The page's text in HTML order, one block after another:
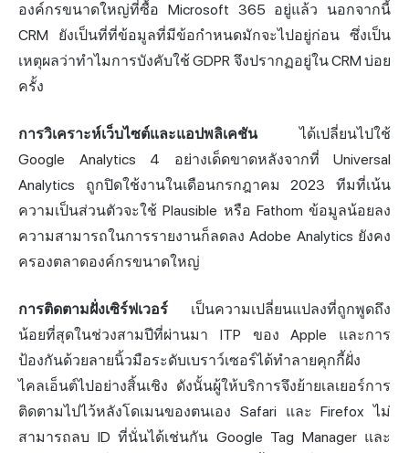
องค์กรขนาดใหญ่ที่ซื้อ Microsoft 365 อยู่แล้ว นอกจากนี้
CRM ยังเป็นที่ที่ข้อมูลที่มีข้อกำหนดมักจะไปอยู่ก่อน ซึ่งเป็น
เหตุผลว่าทำไมการบังคับใช้ GDPR จึงปรากฏอยู่ใน CRM บ่อย
ครั้ง
การวิเคราะห์เว็บไซต์และแอปพลิเคชันได้เปลี่ยนไปใช้
Google Analytics 4 อย่างเด็ดขาดหลังจากที่ Universal
Analytics ถูกปิดใช้งานในเดือนกรกฎาคม 2023 ทีมที่เน้น
ความเป็นส่วนตัวจะใช้ Plausible หรือ Fathom ข้อมูลน้อยลง
ความสามารถในการรายงานก็ลดลง Adobe Analytics ยังคง
ครองตลาดองค์กรขนาดใหญ่
การติดตามฝั่งเซิร์ฟเวอร์ เป็นความเปลี่ยนแปลงที่ถูกพูดถึง
น้อยที่สุดในช่วงสามปีที่ผ่านมา ITP ของ Apple และการ
ป้องกันด้วยลายนิ้วมือระดับเบราว์เซอร์ได้ทำลายคุกกี้ฝั่ง
ไคลเอ็นต์ไปอย่างสิ้นเชิง ดังนั้นผู้ให้บริการจึงย้ายเลเยอร์การ
ติดตามไปไว้หลังโดเมนของตนเอง Safari และ Firefox ไม่
สามารถลบ ID ที่นั่นได้เช่นกัน Google Tag Manager และ